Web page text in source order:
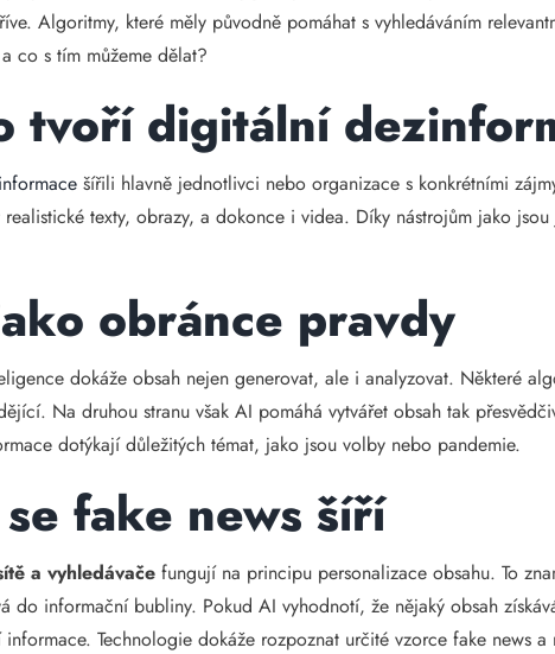
Algoritmy, které měly původně pomáhat s vyhledáváním
co s tím můžeme dělat?
tvoří digitální
šířili hlavně jednotlivci nebo organizace s konkrétními
realistické texty, obrazy, a dokonce i videa. Díky nástrojům jako
obránce pravdy
dokáže obsah nejen generovat, ale i analyzovat. Některé
Na druhou stranu však AI pomáhá vytvářet obsah tak
dotýkají důležitých témat, jako jsou volby nebo pandemie.
se fake news šíří
a vyhledávače fungují na principu personalizace obsahu. To
do informační bubliny. Pokud AI vyhodnotí, že nějaký obsah
informace. Technologie dokáže rozpoznat určité vzorce fake